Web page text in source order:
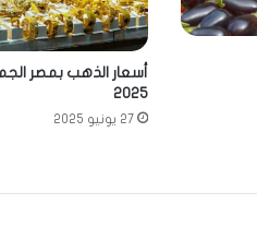
2025
27 يونيو 2025